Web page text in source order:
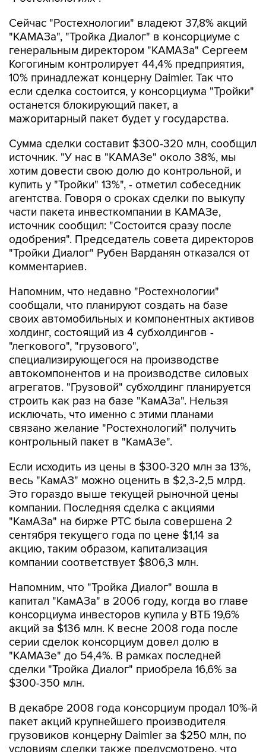
Сейчас "Ростехнологии" владеют 37,8% акций
"КАМАЗа", "Тройка Диалог" в консорциуме с
генеральным директором "КАМАЗа" Сергеем
Когогиным контролирует 44,4% предприятия,
10% принадлежат концерну Daimler. Так что
если сделка состоится, у консорциума "Тройки"
останется блокирующий пакет, а
мажоритарный пакет будет у государства.
Сумма сделки составит $300-320 млн, сообщил
источник. "У нас в "КАМАЗе" около 38%, мы
хотим довести свою долю до контрольной, и
купить у "Тройки" 13%", - отметил собеседник
агентства. Говоря о сроках сделки по выкупу
части пакета инвесткомпании в КАМАЗе,
источник сообщил: "Состоится сразу после
одобрения". Председатель совета директоров
"Тройки Диалог" Рубен Варданян отказался от
комментариев.
Напомним, что недавно "Ростехнологии"
сообщали, что планируют создать на базе
своих автомобильных и компонентных активов
холдинг, состоящий из 4 субхолдингов -
"легкового", "грузового",
специализирующегося на производстве
автокомпонентов и на производстве силовых
агрегатов. "Грузовой" субхолдинг планируется
строить как раз на базе "КамАЗа". Нельзя
исключать, что именно с этими планами
связано желание "Ростехнологий" получить
контрольный пакет в "КамАЗе".
Если исходить из цены в $300-320 млн за 13%,
весь "КамАЗ" можно оценить в $2,3-2,5 млрд.
Это гораздо выше текущей рыночной цены
компании. Последняя сделка с акциями
"КамАЗа" на бирже РТС была совершена 2
сентября текущего года по цене $1,14 за
акцию, таким образом, капитализация
компании соответствует $806,3 млн.
Напомним, что "Тройка Диалог" вошла в
капитал "КамАЗа" в 2006 году, когда во главе
консорциума инвесторов купила у ВТБ 19,6%
акций за $136 млн. К весне 2008 года после
серии сделок консорциум довел долю в
"КАМАЗе" до 54,4%. В рамках последней
сделки "Тройка Диалог" приобрела 16,6% за
$300-350 млн.
В декабре 2008 года консорциум продал 10%-й
пакет акций крупнейшего производителя
грузовиков концерну Daimler за $250 млн, по